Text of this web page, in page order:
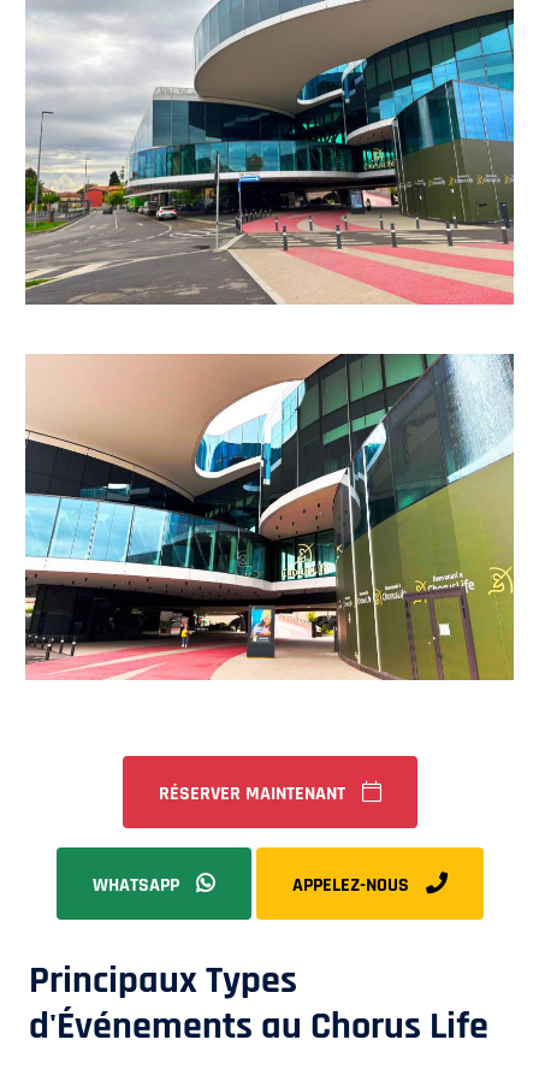
RÉSERVER MAINTENANT
WHATSAPP APPELEZ-NOUS
Principaux Types
d'Événements au Chorus Life